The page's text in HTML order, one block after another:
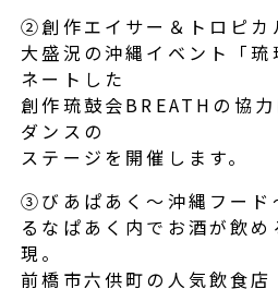
②創作エイサー＆トロピカ
大盛況の沖縄イベント「琉
ネートした
創作琉鼓会BREATHの協
ダンスの
ステージを開催します。
③びあぱあく～沖縄フード
るなぱあく内でお酒が飲
現。
前橋市六供町の人気飲食